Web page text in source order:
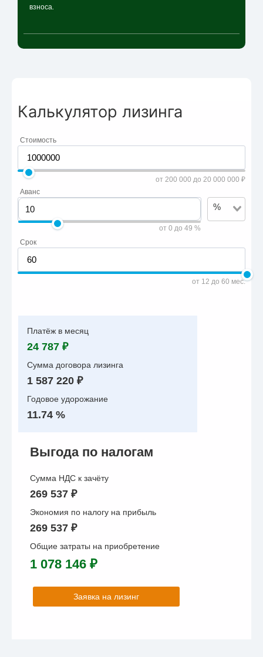
взноса.
Калькулятор лизинга
Стоимость
от 200 000 до 20 000 000 ₽
Аванс
от 0 до 49 %
%
Срок
от 12 до 60 мес.
Платёж в месяц
24 787 ₽
Сумма договора лизинга
1 587 220 ₽
Годовое удорожание
11.74 %
Выгода по налогам
Сумма НДС к зачёту
269 537 ₽
Экономия по налогу на прибыль
269 537 ₽
Общие затраты на приобретение
1 078 146 ₽
Заявка на лизинг